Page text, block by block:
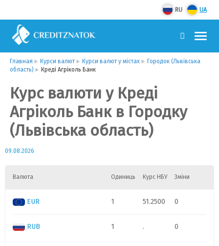
RU UA
Главная Курси валют Курси валют у містах
Городок (Львівська
область)
Креді Агріколь Банк
Курс валюти у Креді
Агріколь Банк в Городку
(Львівська область)
09.08.2026
Валюта Одиниць Курс НБУ Зміни
EUR 1 51.2500 0
RUB 1 . 0